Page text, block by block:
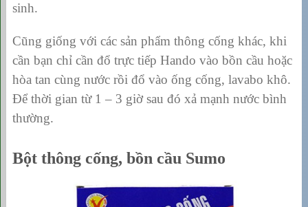
sinh.
Cũng giống với các sản phẩm thông cống khác, khi
cần bạn chỉ cần đổ trực tiếp Hando vào bồn cầu hoặc
hòa tan cùng nước rồi đổ vào ống cống, lavabo khô.
Để thời gian từ 1 – 3 giờ sau đó xả mạnh nước bình
thường.
Bột thông cống, bồn cầu Sumo